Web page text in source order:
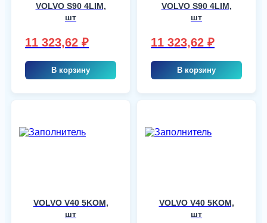
VOLVO S90 4LIM,
шт
11 323,62 ₽
В корзину
VOLVO S90 4LIM,
шт
11 323,62 ₽
В корзину
VOLVO V40 5KOM,
шт
VOLVO V40 5KOM,
шт